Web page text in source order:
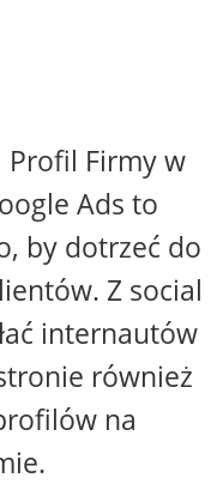
Profil Firmy w
Ads to
by dotrzeć do
Z social
internautów
również
na